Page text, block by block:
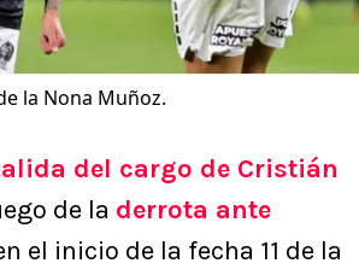
la Nona Muñoz.
del cargo de Cristián
de la derrota ante
el inicio de la fecha 11 de la